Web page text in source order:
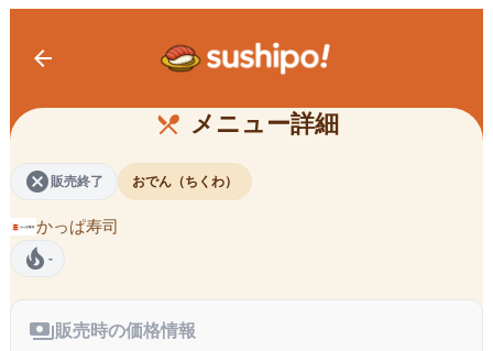
arrow_back
restaurant_menu メニュー詳細
おでん ちくわ
cancel 販売終了 おでん（ちくわ）
かっぱ寿司
local_fire_department -
payments販売時の価格情報